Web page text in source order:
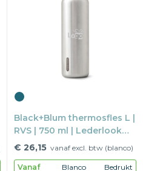
Black+Blum thermosfles L |
RVS | 750 ml | Lederlook
details
€ 26,15 vanaf excl. btw (blanco)
Vanaf
Blanco
Bedrukt